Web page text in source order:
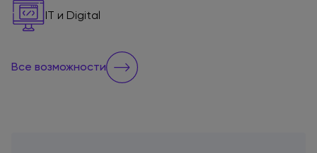
IT и Digital
Все возможности